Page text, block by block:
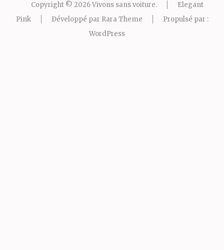
Copyright © 2026Vivons sans voiture.
Elegant
Pink
Développé par Rara Theme
Propulsé par :
WordPress